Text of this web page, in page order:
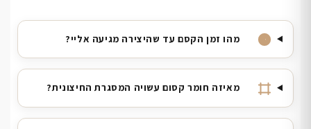
מהו זמן הקסם עד שהיצירה מגיעה אליי?
מאיזה חומר קסום עשויה המסגרת החיצונית?